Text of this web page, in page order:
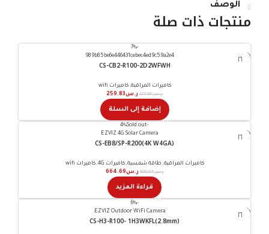
info@iscoksa.com
966542922270+
الوصف
منتجات ذات صلة
-7%
CS-CB2-R100-2D2WFWH
كاميرات المراقبة,كاميرات wifi
ر.س277.97 ر.س259.83
إضافة إلى السلة
-4%
Sold out
CS-EB8/SP-R200(4K W4GA)
كاميرات المراقبة, طاقة شمسية,كاميرات 4G ,كاميرات wifi
ر.س688.84 ر.س664.69
قراءة المزيد
-6%
CS-H3-R100- 1H3WKFL(2.8mm)